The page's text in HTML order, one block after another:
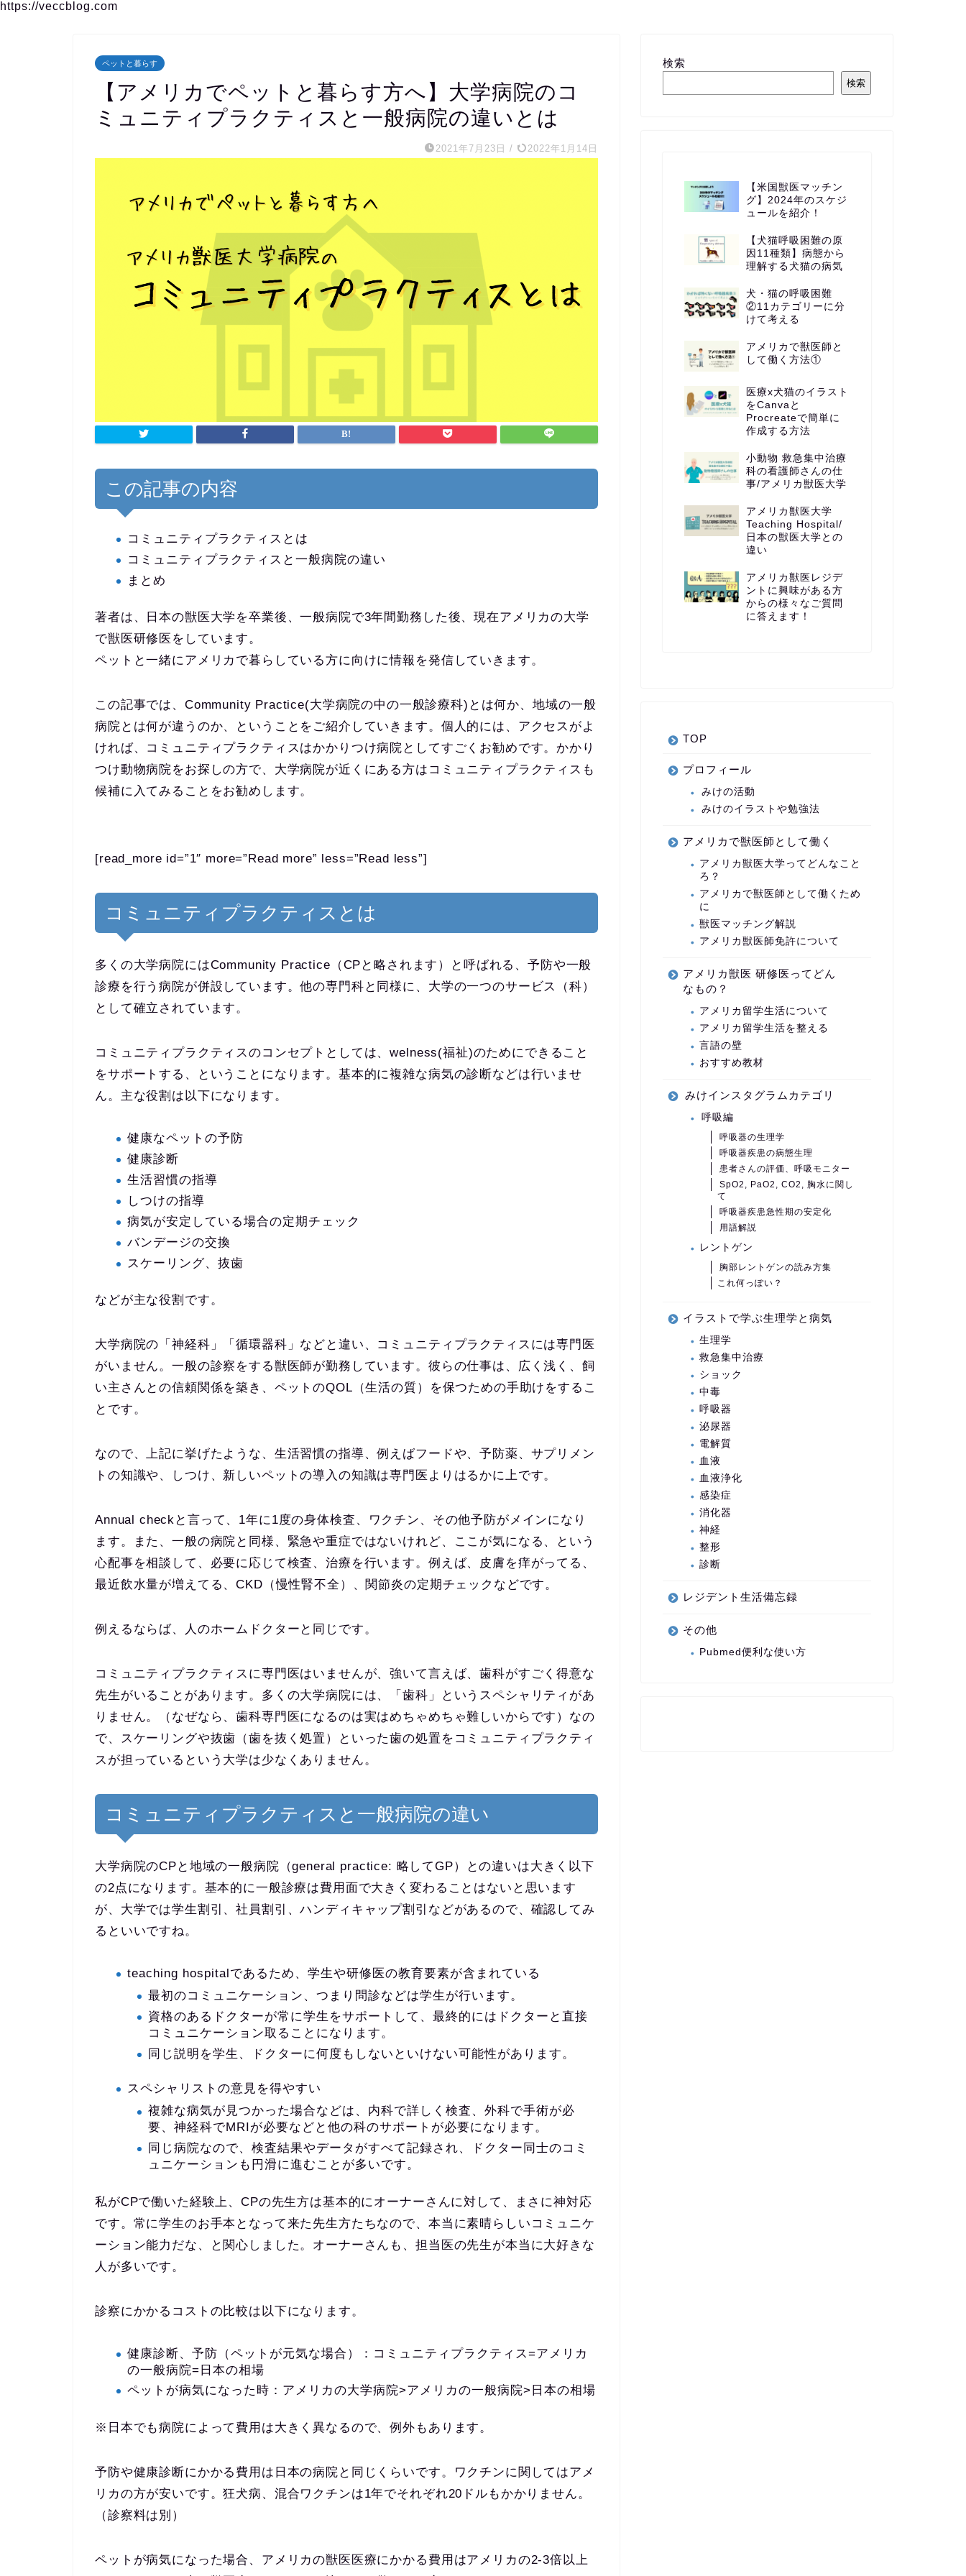
https://veccblog.com
ペットと暮らす
【アメリカでペットと暮らす方へ】大学病院のコ
ミュニティプラクティスと一般病院の違いとは
2021年7月23日 / 2022年1月14日
この記事の内容
コミュニティプラクティスとは
コミュニティプラクティスと一般病院の違い
まとめ
著者は、日本の獣医大学を卒業後、一般病院で3年間勤務した後、現在アメリカの大学
で獣医研修医をしています。
ペットと一緒にアメリカで暮らしている方に向けに情報を発信していきます。
この記事では、Community Practice(大学病院の中の一般診療科)とは何か、地域の一般
病院とは何が違うのか、ということをご紹介していきます。個人的には、アクセスがよ
ければ、コミュニティプラクティスはかかりつけ病院としてすごくお勧めです。かかり
つけ動物病院をお探しの方で、大学病院が近くにある方はコミュニティプラクティスも
候補に入てみることをお勧めします。
[read_more id=”1″ more=”Read more” less=”Read less”]
コミュニティプラクティスとは
多くの大学病院にはCommunity Practice（CPと略されます）と呼ばれる、予防や一般
診療を行う病院が併設しています。他の専門科と同様に、大学の一つのサービス（科）
として確立されています。
コミュニティプラクティスのコンセプトとしては、welness(福祉)のためにできること
をサポートする、ということになります。基本的に複雑な病気の診断などは行いませ
ん。主な役割は以下になります。
健康なペットの予防
健康診断
生活習慣の指導
しつけの指導
病気が安定している場合の定期チェック
バンデージの交換
スケーリング、抜歯
などが主な役割です。
大学病院の「神経科」「循環器科」などと違い、コミュニティプラクティスには専門医
がいません。一般の診察をする獣医師が勤務しています。彼らの仕事は、広く浅く、飼
い主さんとの信頼関係を築き、ペットのQOL（生活の質）を保つための手助けをするこ
とです。
なので、上記に挙げたような、生活習慣の指導、例えばフードや、予防薬、サプリメン
トの知識や、しつけ、新しいペットの導入の知識は専門医よりはるかに上です。
Annual checkと言って、1年に1度の身体検査、ワクチン、その他予防がメインになり
ます。また、一般の病院と同様、緊急や重症ではないけれど、ここが気になる、という
心配事を相談して、必要に応じて検査、治療を行います。例えば、皮膚を痒がってる、
最近飲水量が増えてる、CKD（慢性腎不全）、関節炎の定期チェックなどです。
例えるならば、人のホームドクターと同じです。
コミュニティプラクティスに専門医はいませんが、強いて言えば、歯科がすごく得意な
先生がいることがあります。多くの大学病院には、「歯科」というスペシャリティがあ
りません。（なぜなら、歯科専門医になるのは実はめちゃめちゃ難しいからです）なの
で、スケーリングや抜歯（歯を抜く処置）といった歯の処置をコミュニティプラクティ
スが担っているという大学は少なくありません。
コミュニティプラクティスと一般病院の違い
大学病院のCPと地域の一般病院（general practice: 略してGP）との違いは大きく以下
の2点になります。基本的に一般診療は費用面で大きく変わることはないと思います
が、大学では学生割引、社員割引、ハンディキャップ割引などがあるので、確認してみ
るといいですね。
teaching hospitalであるため、学生や研修医の教育要素が含まれている
最初のコミュニケーション、つまり問診などは学生が行います。
資格のあるドクターが常に学生をサポートして、最終的にはドクターと直接
コミュニケーション取ることになります。
同じ説明を学生、ドクターに何度もしないといけない可能性があります。
スペシャリストの意見を得やすい
複雑な病気が見つかった場合などは、内科で詳しく検査、外科で手術が必
要、神経科でMRIが必要などと他の科のサポートが必要になります。
同じ病院なので、検査結果やデータがすべて記録され、ドクター同士のコミ
ュニケーションも円滑に進むことが多いです。
私がCPで働いた経験上、CPの先生方は基本的にオーナーさんに対して、まさに神対応
です。常に学生のお手本となって来た先生方たちなので、本当に素晴らしいコミュニケ
ーション能力だな、と関心しました。オーナーさんも、担当医の先生が本当に大好きな
人が多いです。
診察にかかるコストの比較は以下になります。
健康診断、予防（ペットが元気な場合）：コミュニティプラクティス=アメリカ
の一般病院=日本の相場
ペットが病気になった時：アメリカの大学病院>アメリカの一般病院>日本の相場
※日本でも病院によって費用は大きく異なるので、例外もあります。
予防や健康診断にかかる費用は日本の病院と同じくらいです。ワクチンに関してはアメ
リカの方が安いです。狂犬病、混合ワクチンは1年でそれぞれ20ドルもかかりません。
（診察料は別）
ペットが病気になった場合、アメリカの獣医医療にかかる費用はアメリカの2-3倍以上
検索
検索
【米国獣医マッチン
グ】2024年のスケジ
ュールを紹介！
【犬猫呼吸困難の原
因11種類】病態から
理解する犬猫の病気
犬・猫の呼吸困難
②11カテゴリーに分
けて考える
アメリカで獣医師と
して働く方法①
医療x犬猫のイラスト
をCanvaと
Procreateで簡単に
作成する方法
小動物 救急集中治療
科の看護師さんの仕
事/アメリカ獣医大学
アメリカ獣医大学
Teaching Hospital/
日本の獣医大学との
違い
アメリカ獣医レジデ
ントに興味がある方
からの様々なご質問
に答えます！
TOP
プロフィール
みけの活動
みけのイラストや勉強法
アメリカで獣医師として働く
アメリカ獣医大学ってどんなこと
ろ？
アメリカで獣医師として働くため
に
獣医マッチング解説
アメリカ獣医師免許について
アメリカ獣医 研修医ってどん
なもの？
アメリカ留学生活について
アメリカ留学生活を整える
言語の壁
おすすめ教材
みけインスタグラムカテゴリ
呼吸編
呼吸器の生理学
呼吸器疾患の病態生理
患者さんの評価、呼吸モニター
SpO2, PaO2, CO2, 胸水に関し
て
呼吸器疾患急性期の安定化
用語解説
レントゲン
胸部レントゲンの読み方集
これ何っぽい？
イラストで学ぶ生理学と病気
生理学
救急集中治療
ショック
中毒
呼吸器
泌尿器
電解質
血液
血液浄化
感染症
消化器
神経
整形
診断
レジデント生活備忘録
その他
Pubmed便利な使い方